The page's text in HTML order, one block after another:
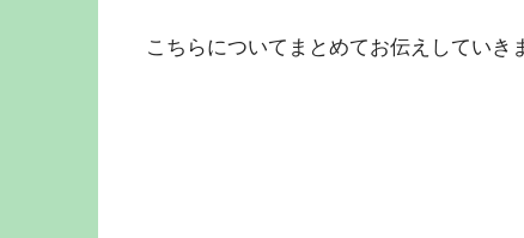
こちらについてまとめてお伝えしていき